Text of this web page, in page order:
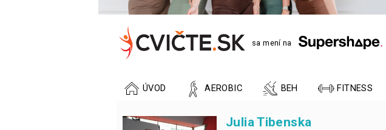
sa mení na
ÚVOD AEROBIC BEH FITNESS
Julia Tibenska